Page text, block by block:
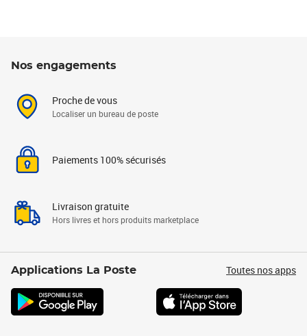
Nos engagements
Proche de vous
Localiser un bureau de poste
Paiements 100% sécurisés
Livraison gratuite
Hors livres et hors produits marketplace
Applications La Poste Toutes nos apps